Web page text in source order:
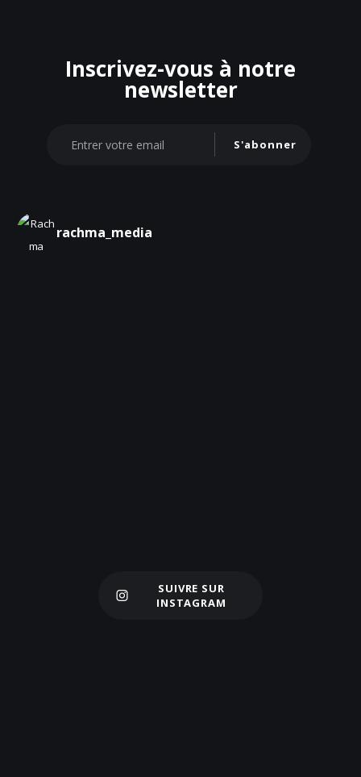
Inscrivez-vous à notre
newsletter
S'abonner
rachma_media
Charger plus
SUIVRE SUR
INSTAGRAM